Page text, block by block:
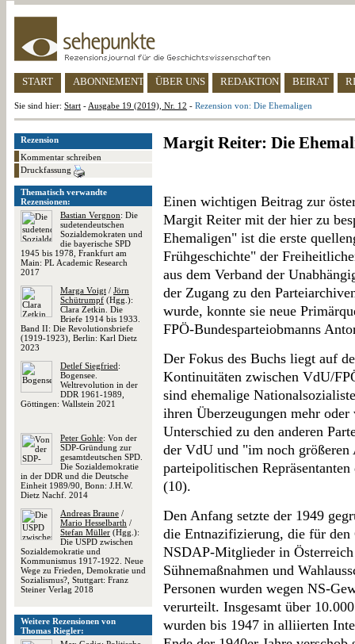
START ABONNEMENT ÜBER UNS REDAKTION BEIRAT
Sie sind hier: Start - Ausgabe 19 (2019), Nr. 12 - Rezension von: Die Ehemaligen
Rezension
Kommentar schreiben
Druckfassung
Thematisch verwandte
Rezensionen:
Bastian Vergnon: Die
sudetendeutschen
Sozialdemokraten und
die bayerische SPD
1945 bis 1978, Frankfurt am
Main: PL Academic Research
2017
Marga Voigt / Jörn
Schütrumpf (Hgg.):
Clara Zetkin. Die
Briefe 1914 bis 1933.
Band II: Die Revolutionsbriefe
(1919-1923), Berlin: Karl Dietz
2023
Detlef Siegfried:
Bogensee.
Weltrevolution in der
DDR 1961-1989,
Göttingen: Wallstein 2021
Peter Gohle: Von der
SDP-Gründung zur
gesamtdeutschen SPD.
Die Sozialdemokratie
in der DDR und die Deutsche
Einheit 1989/90, Bonn: J.H.W.
Dietz Nachf. 2014
Andreas Braune /
Mario Hesselbarth /
Stefan Müller (Hgg.):
Die USPD zwischen
Sozialdemokratie und
Kommunismus 1917-1922. Neue
Wege zu Frieden, Demokratie und
Sozialismus?, Stuttgart: Franz
Steiner Verlag 2018
Weitere Rezensionen von
Thomas Riegler:
Margit Reiter: Die
Einen wichtigen Beitrag zur
Margit Reiter mit der hier zu
Ehemaligen" ist die erste
Frühgeschichte" der
aus dem Verband der
der Zugang zu den
wurde, konnte sie neue
FPÖ-Bundesparteiobmanns
Der Fokus des Buchs liegt auf
Kontinuitäten zwischen VdU/
sind ehemalige
ihren Überzeugungen mehr
Unterschied zu den anderen
der VdU und "im noch größeren
parteipolitischen
(10).
Den Anfang setzte der 1949
die Entnazifizierung, die für
NSDAP-Mitglieder in
Sühnemaßnahmen und
Personen wurden wegen NS-
verurteilt. Insgesamt über
wurden bis 1947 in alliierten